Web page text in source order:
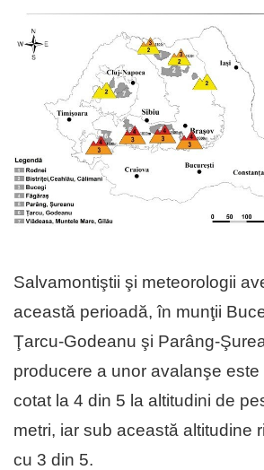
Salvamontiştii şi meteorologii
această perioadă, în munţii
Ţarcu-Godeanu şi Parâng-
producere a unor avalanşe este
cotat la 4 din 5 la altitudini de
metri, iar sub această altitudine
cu 3 din 5.